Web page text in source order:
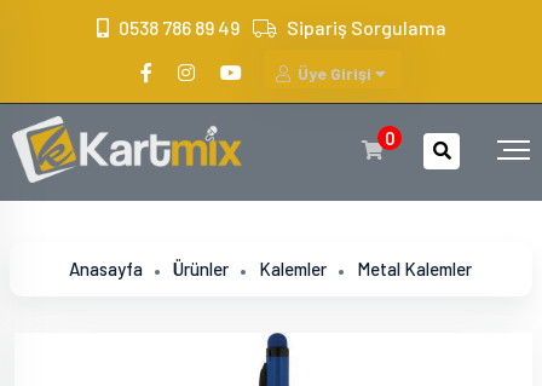
0538 786 89 49 Sipariş Sorgulama
Üye Girişi
0
Anasayfa Ürünler Kalemler Metal Kalemler